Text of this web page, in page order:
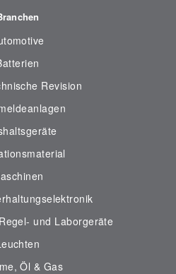
Revision
und Laborgeräte
Öl & Gas